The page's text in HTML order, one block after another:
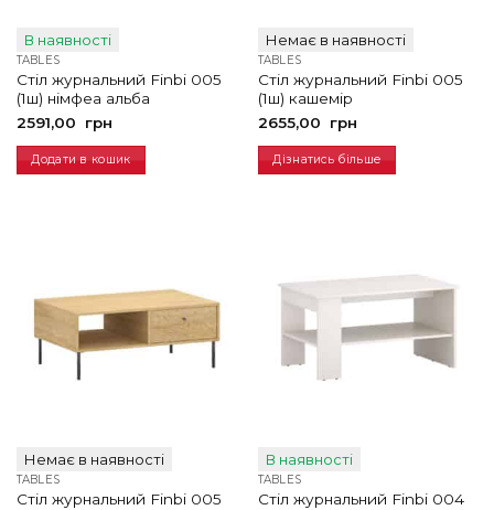
В наявності
TABLES
Стіл журнальний Finbi 005
(1ш) німфеа альба
2591,00
грн
Додати в кошик
Немає в наявності
TABLES
Стіл журнальний Finbi 005
(1ш) кашемір
2655,00
грн
Дізнатись більше
Немає в наявності
TABLES
Стіл журнальний Finbi 005
В наявності
TABLES
Стіл журнальний Finbi 004